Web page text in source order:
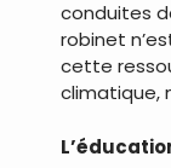
conduites
robinet
cette
climatique,